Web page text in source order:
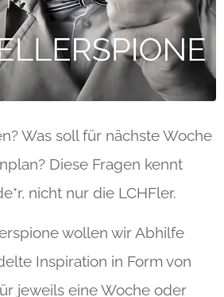
Was soll für nächste Woche
Diese Fragen kennt
nicht nur die LCHFler.
wollen wir Abhilfe
Inspiration in Form von
jeweils eine Woche oder